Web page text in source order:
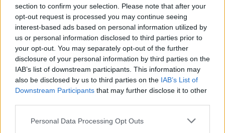
section to confirm your selection. Please note that after your
opt-out request is processed you may continue seeing
interest-based ads based on personal information utilized by
us or personal information disclosed to third parties prior to
your opt-out. You may separately opt-out of the further
disclosure of your personal information by third parties on the
IAB’s list of downstream participants. This information may
also be disclosed by us to third parties on the IAB’s List of
Downstream Participants that may further disclose it to other
Please note that this website/app uses one or more Google
Personal Data Processing Opt Outs
uke, minus samlingene med laget, sier Fjorden
Ree.
Se også:Innførte varmetrening, har aldri
prestert bedre